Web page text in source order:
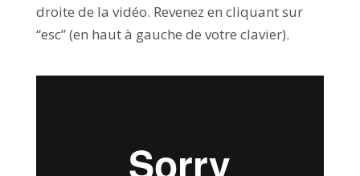
droite de la vidéo. Revenez en cliquant sur
“esc” (en haut à gauche de votre clavier).